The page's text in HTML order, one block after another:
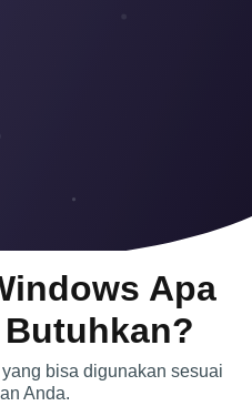
Apa
bisa digunakan sesuai
Anda.